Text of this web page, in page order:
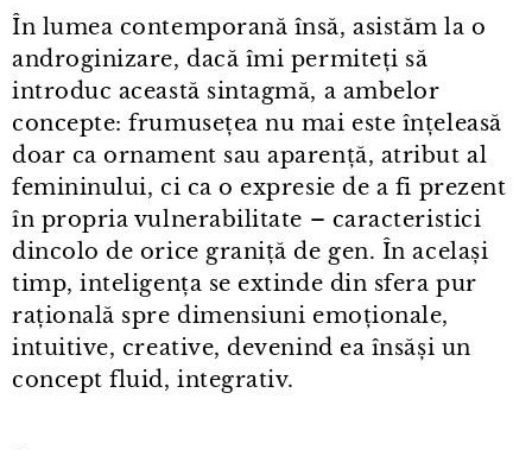
În lumea contemporană însă, asistăm la o
androginizare, dacă îmi permiteți să
introduc această sintagmă, a ambelor
concepte: frumusețea nu mai este înțeleasă
doar ca ornament sau aparență, atribut al
femininului, ci ca o expresie de a fi prezent
în propria vulnerabilitate – caracteristici
dincolo de orice graniță de gen. În același
timp, inteligența se extinde din sfera pur
rațională spre dimensiuni emoționale,
intuitive, creative, devenind ea însăși un
concept fluid, integrativ.